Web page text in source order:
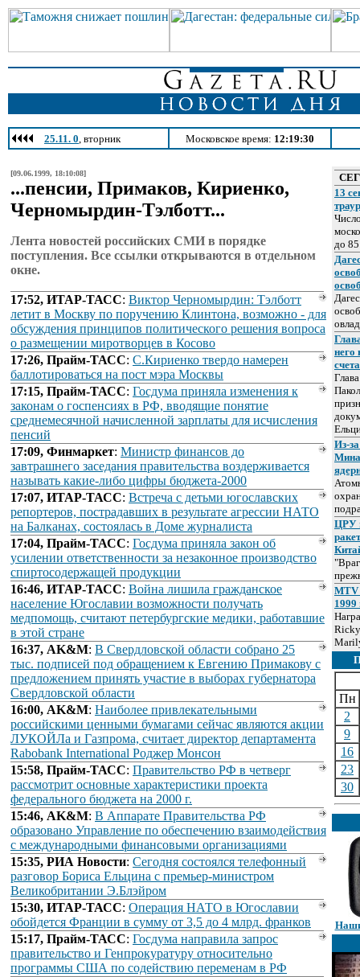
25.11. 0, вторник Московское время: 12:19:30
[09.06.1999, 18:10:08]
...пенсии, Примаков, Кириенко,
Черномырдин-Тэлботт...
Лента новостей российских СМИ в порядке
поступления. Все ссылки открываются в отдельном
окне.
17:52, ИТАР-ТАСС: Виктор Черномырдин: Тэлботт
летит в Москву по поручению Клинтона, возможно - для
обсуждения принципов политического решения вопроса
о размещении миротворцев в Косово
17:26, Прайм-ТАСС: С.Кириенко твердо намерен
баллотироваться на пост мэра Москвы
17:15, Прайм-ТАСС: Госдума приняла изменения к
законам о госпенсиях в РФ, вводящие понятие
среднемесячной начисленной зарплаты для исчисления
пенсий
17:09, Финмаркет: Министр финансов до
завтрашнего заседания правительства воздерживается
называть какие-либо цифры бюджета-2000
17:07, ИТАР-ТАСС: Встреча с детьми югославских
репортеров, пострадавших в результате агрессии НАТО
на Балканах, состоялась в Доме журналиста
17:04, Прайм-ТАСС: Госдума приняла закон об
усилении ответственности за незаконное производство
спиртосодержащей продукции
16:46, ИТАР-ТАСС: Война лишила гражданское
население Югославии возможности получать
медпомощь, считают петербургские медики, работавшие
в этой стране
16:37, AK&M: В Свердловской области собрано 25
тыс. подписей под обращением к Евгению Примакову с
предложением принять участие в выборах губернатора
Свердловской области
16:00, AK&M: Наиболее привлекательными
российскими ценными бумагами сейчас являются акции
ЛУКОЙЛа и Газпрома, считает директор департамента
Rabobank International Роджер Монсон
15:58, Прайм-ТАСС: Правительство РФ в четверг
рассмотрит основные характеристики проекта
федерального бюджета на 2000 г.
15:46, AK&M: В Аппарате Правительства РФ
образовано Управление по обеспечению взаимодействия
с международными финансовыми организациями
15:35, РИА Новости: Сегодня состоялся телефонный
разговор Бориса Ельцина с премьер-министром
Великобритании Э.Блэйром
15:30, ИТАР-ТАСС: Операция НАТО в Югославии
обойдется Франции в сумму от 3,5 до 4 млрд. франков
15:17, Прайм-ТАСС: Госдума направила запрос
правительство и Генпрокуратуру относительно
программы США по содействию переменам в РФ
13
до 85
него
Из-
ЦРУ
MTV
1999
Пн
2
9
16
23
30